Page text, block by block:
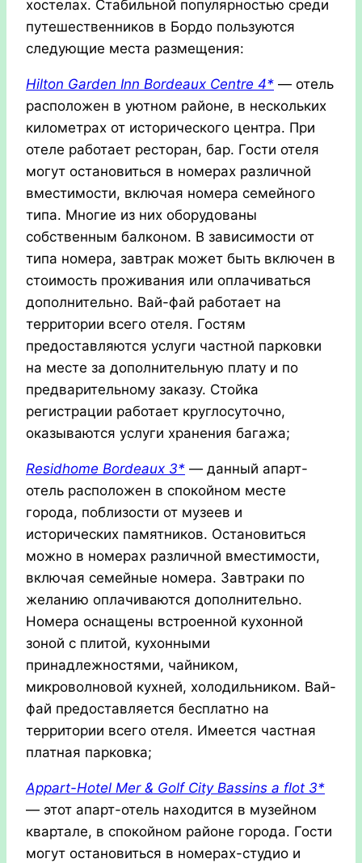
хостелах. Стабильной популярностью среди
путешественников в Бордо пользуются
следующие места размещения:
Hilton Garden Inn Bordeaux Centre 4* — отель
расположен в уютном районе, в нескольких
километрах от исторического центра. При
отеле работает ресторан, бар. Гости отеля
могут остановиться в номерах различной
вместимости, включая номера семейного
типа. Многие из них оборудованы
собственным балконом. В зависимости от
типа номера, завтрак может быть включен в
стоимость проживания или оплачиваться
дополнительно. Вай-фай работает на
территории всего отеля. Гостям
предоставляются услуги частной парковки
на месте за дополнительную плату и по
предварительному заказу. Стойка
регистрации работает круглосуточно,
оказываются услуги хранения багажа;
Residhome Bordeaux 3* — данный апарт-
отель расположен в спокойном месте
города, поблизости от музеев и
исторических памятников. Остановиться
можно в номерах различной вместимости,
включая семейные номера. Завтраки по
желанию оплачиваются дополнительно.
Номера оснащены встроенной кухонной
зоной с плитой, кухонными
принадлежностями, чайником,
микроволновой кухней, холодильником. Вай-
фай предоставляется бесплатно на
территории всего отеля. Имеется частная
платная парковка;
Appart-Hotel Mer & Golf City Bassins a flot 3*
— этот апарт-отель находится в музейном
квартале, в спокойном районе города. Гости
могут остановиться в номерах-студио и